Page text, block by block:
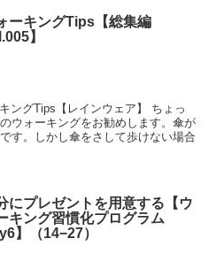
ーキングTips【総集編
】
ングTips【レインウェア】 ちょっ
ウォーキングをお勧めします。傘が
す。しかし傘をさして歩けない場合
にプレゼントを用意する【ウ
キング習慣化プログラム
】（14−27）